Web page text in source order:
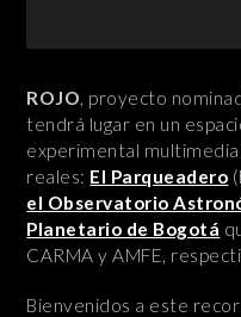
ROJO, proyecto
tendrá lugar en un
experimental
reales: El Parqueadero
el Observatorio
Planetario de Bogotá
CARMA y AMFE,
Bienvenidos a este